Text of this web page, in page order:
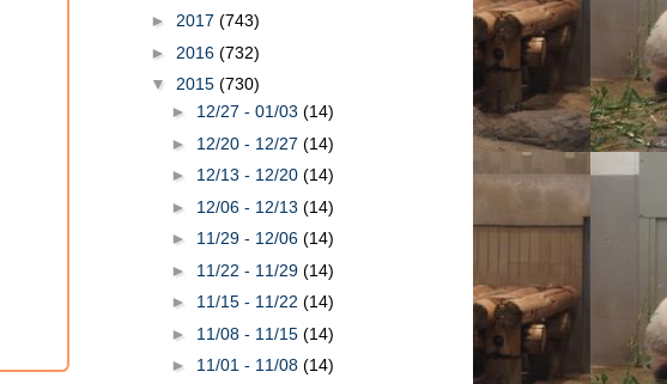
► 2017 (743)
► 2016 (732)
▼ 2015 (730)
► 12/27 - 01/03 (14)
► 12/20 - 12/27 (14)
► 12/13 - 12/20 (14)
► 12/06 - 12/13 (14)
► 11/29 - 12/06 (14)
► 11/22 - 11/29 (14)
► 11/15 - 11/22 (14)
► 11/08 - 11/15 (14)
► 11/01 - 11/08 (14)